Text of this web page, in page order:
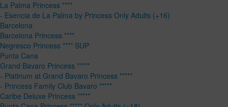
La Palma Princess ****
- Esencia de La Palma by Princess Only Adults (+16)
Barcelona
Barcelona Princess ****
Negresco Princess **** SUP
Punta Cana
Grand Bavaro Princess *****
- Platinum at Grand Bavaro Princess *****
- Princess Family Club Bavaro *****
Caribe Deluxe Princess *****